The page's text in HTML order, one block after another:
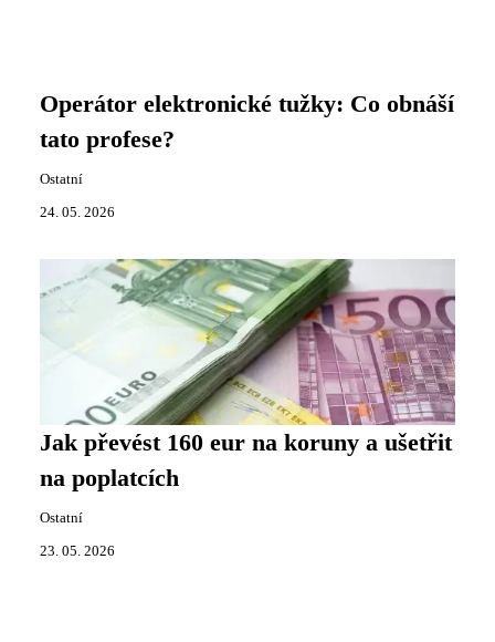
Operátor elektronické tužky: Co obnáší
tato profese?
Ostatní
24. 05. 2026
Jak převést 160 eur na koruny a ušetřit
na poplatcích
Ostatní
23. 05. 2026